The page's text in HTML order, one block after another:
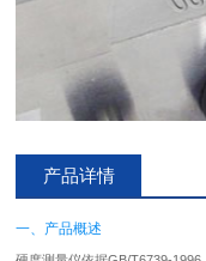
产品详情
一、产品概述